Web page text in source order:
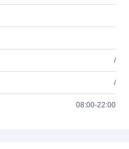
/
/
08:00-22:00